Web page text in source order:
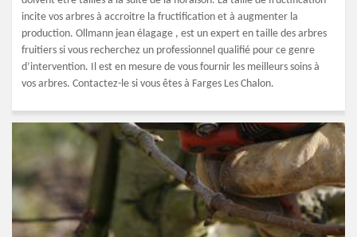
incite vos arbres à accroitre la fructification et à augmenter la
production. Ollmann jean élagage , est un expert en taille des arbres
fruitiers si vous recherchez un professionnel qualifié pour ce genre
d’intervention. Il est en mesure de vous fournir les meilleurs soins à
vos arbres. Contactez-le si vous êtes à Farges Les Chalon.